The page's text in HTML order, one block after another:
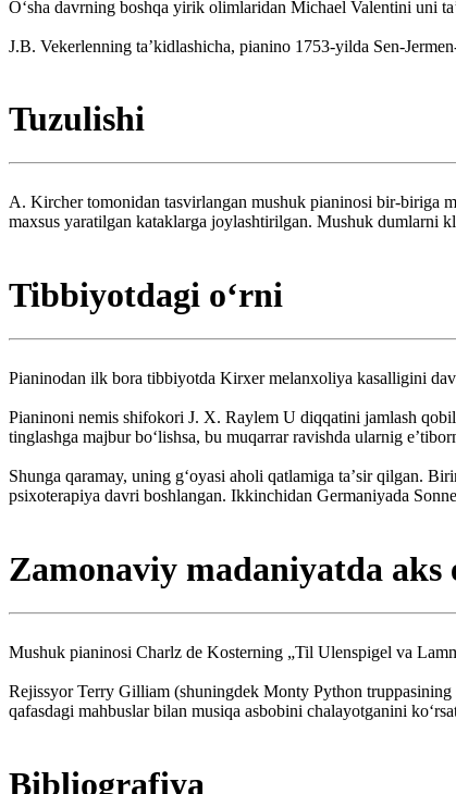
Oʻsha davrning boshqa yirik olimlaridan Michael Valentini uni
J.B. Vekerlenning taʼkidlashicha, pianino 1753-yilda Sen-
Tuzulishi
A. Kircher tomonidan tasvirlangan mushuk pianinosi bir-biriga
maxsus yaratilgan kataklarga joylashtirilgan. Mushuk dumlarni
Tibbiyotdagi oʻrni
Pianinodan ilk bora tibbiyotda Kirxer melanxoliya kasalligini
Pianinoni nemis shifokori J. X. Raylem U diqqatini jamlash
tinglashga majbur boʻlishsa, bu muqarrar ravishda ularnig
Shunga qaramay, uning gʻoyasi aholi qatlamiga taʼsir qilgan.
psixoterapiya davri boshlangan. Ikkinchidan Germaniyada
Zamonaviy madaniyatda
Mushuk pianinosi Charlz de Kosterning „Til Ulenspigel va
Rejissyor Terry Gilliam (shuningdek Monty Python
qafasdagi mahbuslar bilan musiqa asbobini chalayotganini
Bibliografiya